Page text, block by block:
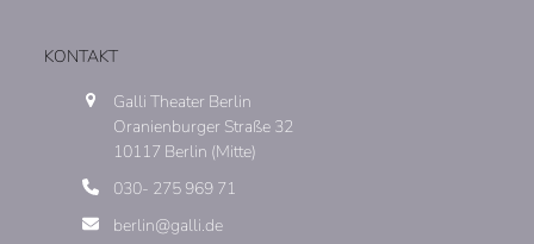
KONTAKT
Galli Theater Berlin
Oranienburger Straße 32
10117 Berlin (Mitte)
030- 275 969 71
berlin@galli.de